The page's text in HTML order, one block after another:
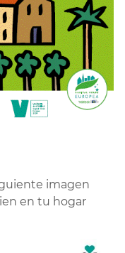
imagen
en tu hogar